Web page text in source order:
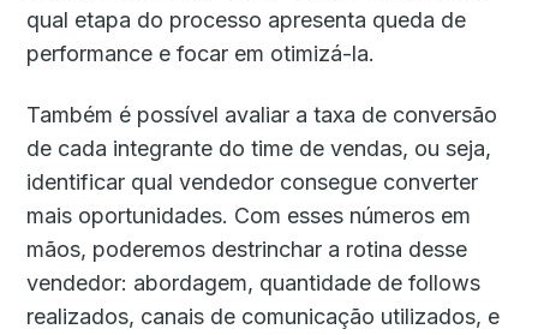
qual etapa do processo apresenta queda de
performance e focar em otimizá-la.
Também é possível avaliar a taxa de conversão
de cada integrante do time de vendas, ou seja,
identificar qual vendedor consegue converter
mais oportunidades. Com esses números em
mãos, poderemos destrinchar a rotina desse
vendedor: abordagem, quantidade de follows
realizados, canais de comunicação utilizados, e